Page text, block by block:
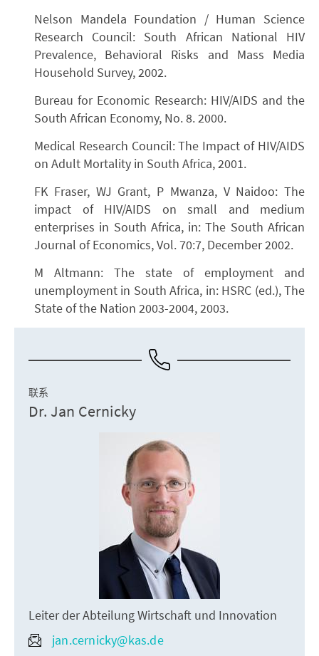
Nelson Mandela Foundation / Human Science
Research Council: South African National HIV
Prevalence, Behavioral Risks and Mass Media
Household Survey, 2002.
Bureau for Economic Research: HIV/AIDS and the
South African Economy, No. 8. 2000.
Medical Research Council: The Impact of HIV/AIDS
on Adult Mortality in South Africa, 2001.
FK Fraser, WJ Grant, P Mwanza, V Naidoo: The
impact of HIV/AIDS on small and medium
enterprises in South Africa, in: The South African
Journal of Economics, Vol. 70:7, December 2002.
M Altmann: The state of employment and
unemployment in South Africa, in: HSRC (ed.), The
State of the Nation 2003-2004, 2003.
联系
Dr. Jan Cernicky
Leiter der Abteilung Wirtschaft und Innovation
jan.cernicky@kas.de